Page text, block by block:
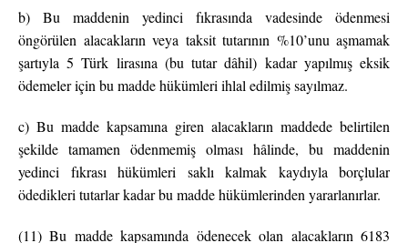
b) Bu maddenin yedinci fıkrasında vadesinde ödenmesi
öngörülen alacakların veya taksit tutarının %10’unu aşmamak
şartıyla 5 Türk lirasına (bu tutar dâhil) kadar yapılmış eksik
ödemeler için bu madde hükümleri ihlal edilmiş sayılmaz.
c) Bu madde kapsamına giren alacakların maddede belirtilen
şekilde tamamen ödenmemiş olması hâlinde, bu maddenin
yedinci fıkrası hükümleri saklı kalmak kaydıyla borçlular
ödedikleri tutarlar kadar bu madde hükümlerinden yararlanırlar.
(11) Bu madde kapsamında ödenecek olan alacakların 6183